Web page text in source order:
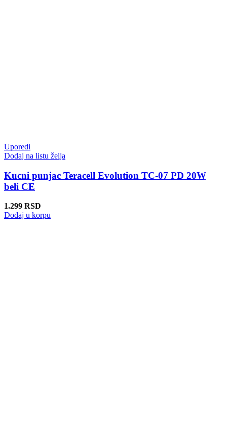
Uporedi
Dodaj na listu želja
Kucni punjac Teracell Evolution TC-07 PD 20W
beli CE
1.299 RSD
Dodaj u korpu